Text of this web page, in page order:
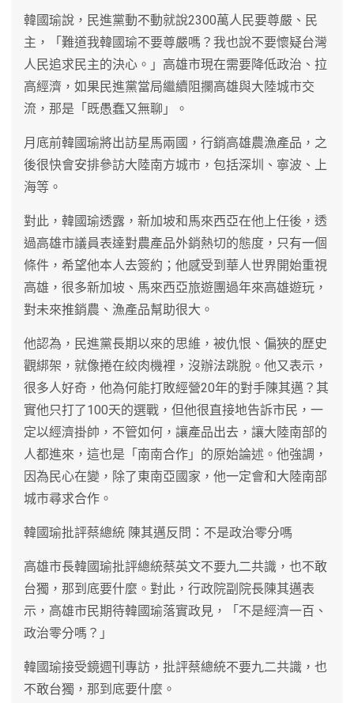
韓國瑜說，民進黨動不動就說2300萬人民要尊嚴、民
主，「難道我韓國瑜不要尊嚴嗎？我也說不要懷疑台灣
人民追求民主的決心。」高雄市現在需要降低政治、拉
高經濟，如果民進黨當局繼續阻攔高雄與大陸城市交
流，那是「既愚蠢又無聊」。
月底前韓國瑜將出訪星馬兩國，行銷高雄農漁產品，之
後很快會安排參訪大陸南方城市，包括深圳、寧波、上
海等。
對此，韓國瑜透露，新加坡和馬來西亞在他上任後，透
過高雄市議員表達對農產品外銷熱切的態度，只有一個
條件，希望他本人去簽約；他感受到華人世界開始重視
高雄，很多新加坡、馬來西亞旅遊團過年來高雄遊玩，
對未來推銷農、漁產品幫助很大。
他認為，民進黨長期以來的思維，被仇恨、偏狹的歷史
觀綁架，就像捲在絞肉機裡，沒辦法跳脫。他又表示，
很多人好奇，他為何能打敗經營20年的對手陳其邁？其
實他只打了100天的選戰，但他很直接地告訴市民，一
定以經濟掛帥，不管如何，讓產品出去，讓大陸南部的
人都進來，這也是「南南合作」的原始論述。他強調，
因為民心在變，除了東南亞國家，他一定會和大陸南部
城市尋求合作。
韓國瑜批評蔡總統 陳其邁反問：不是政治零分嗎
高雄市長韓國瑜批評總統蔡英文不要九二共識，也不敢
台獨，那到底要什麼。對此，行政院副院長陳其邁表
示，高雄市民期待韓國瑜落實政見，「不是經濟一百、
政治零分嗎？」
韓國瑜接受鏡週刊專訪，批評蔡總統不要九二共識，也
不敢台獨，那到底要什麼。